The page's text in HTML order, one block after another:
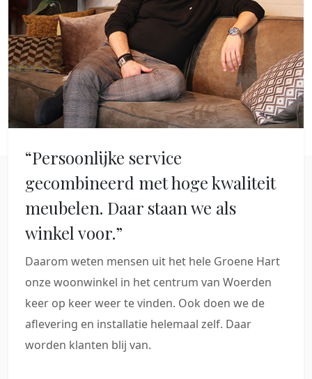
“Persoonlijke service
gecombineerd met hoge kwaliteit
meubelen. Daar staan we als
winkel voor.”
Daarom weten mensen uit het hele Groene Hart
onze woonwinkel in het centrum van Woerden
keer op keer weer te vinden. Ook doen we de
aflevering en installatie helemaal zelf. Daar
worden klanten blij van.